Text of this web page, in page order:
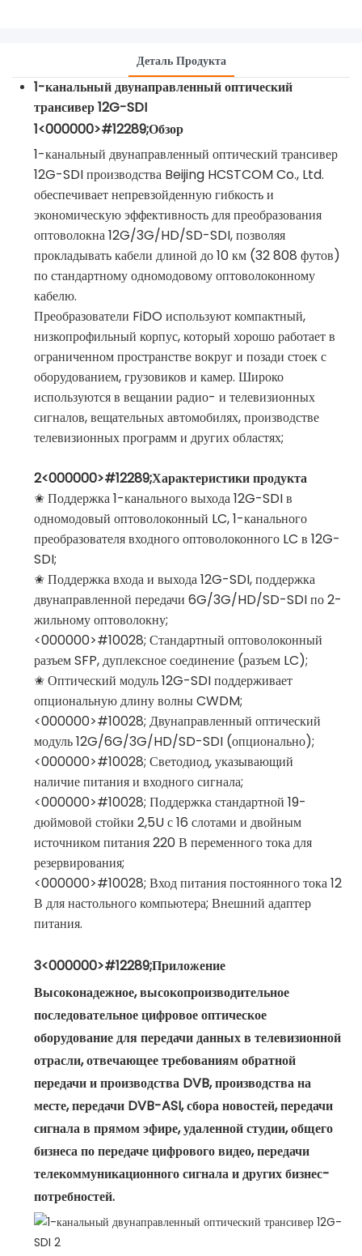
Деталь Продукта
1-канальный двунаправленный оптический
трансивер 12G-SDI
1<000000>#12289;Обзор
1-канальный двунаправленный оптический трансивер
12G-SDI производства Beijing HCSTCOM Co., Ltd.
обеспечивает непревзойденную гибкость и
экономическую эффективность для преобразования
оптоволокна 12G/3G/HD/SD-SDI, позволяя
прокладывать кабели длиной до 10 км (32 808 футов)
по стандартному одномодовому оптоволоконному
кабелю.
Преобразователи FiDO используют компактный,
низкопрофильный корпус, который хорошо работает в
ограниченном пространстве вокруг и позади стоек с
оборудованием, грузовиков и камер. Широко
используются в вещании радио- и телевизионных
сигналов, вещательных автомобилях, производстве
телевизионных программ и других областях;
2<000000>#12289;Характеристики продукта
✬ Поддержка 1-канального выхода 12G-SDI в
одномодовый оптоволоконный LC, 1-канального
преобразователя входного оптоволоконного LC в 12G-
SDI;
✬ Поддержка входа и выхода 12G-SDI, поддержка
двунаправленной передачи 6G/3G/HD/SD-SDI по 2-
жильному оптоволокну;
<000000>#10028; Стандартный оптоволоконный
разъем SFP, дуплексное соединение (разъем LC);
✬ Оптический модуль 12G-SDI поддерживает
опциональную длину волны CWDM;
<000000>#10028; Двунаправленный оптический
модуль 12G/6G/3G/HD/SD-SDI (опционально);
<000000>#10028; Светодиод, указывающий
наличие питания и входного сигнала;
<000000>#10028; Поддержка стандартной 19-
дюймовой стойки 2,5U с 16 слотами и двойным
источником питания 220 В переменного тока для
резервирования;
<000000>#10028; Вход питания постоянного тока 12
В для настольного компьютера; Внешний адаптер
питания.
3<000000>#12289;Приложение
Высоконадежное, высокопроизводительное
последовательное цифровое оптическое
оборудование для передачи данных в телевизионной
отрасли, отвечающее требованиям обратной
передачи и производства DVB, производства на
месте, передачи DVB-ASI, сбора новостей, передачи
сигнала в прямом эфире, удаленной студии, общего
бизнеса по передаче цифрового видео, передачи
телекоммуникационного сигнала и других бизнес-
потребностей.